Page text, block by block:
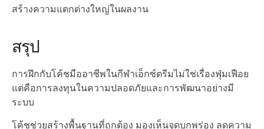
สร้างความแตกต่างใหญ่ในผลงาน
สรุป
การฝึกกับโค้ชมืออาชีพในกีฬาเอ็กซ์ตรีมไม่ใช่เรื่องฟุ่มเฟือย
แต่คือการลงทุนในความปลอดภัยและการพัฒนาอย่างมี
ระบบ
โค้ชช่วยสร้างพื้นฐานที่ถูกต้อง มองเห็นจุดบกพร่อง ลดความ